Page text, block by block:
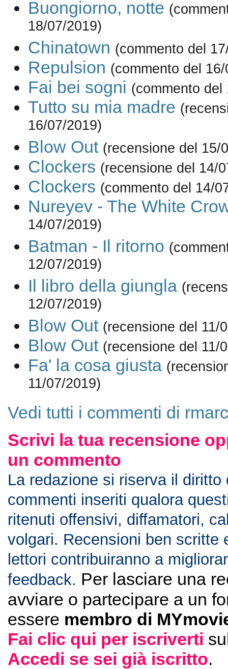
Buongiorno, notte
18/07/2019)
Chinatown (commento del
Repulsion (commento del
Fai bei sogni (commento del
Tutto su mia madre
16/07/2019)
Blow Out (recensione del 15/
Clockers (recensione del 14/
Clockers (commento del 14/
Nureyev - The White
14/07/2019)
Batman - Il ritorno
12/07/2019)
Il libro della giungla
12/07/2019)
Blow Out (recensione del 11/
Blow Out (recensione del 11/
Fa' la cosa giusta
11/07/2019)
Vedi tutti i commenti di
Scrivi la tua recensione
un commento
La redazione si riserva il diritto
commenti inseriti qualora
ritenuti offensivi, diffamatori,
volgari. Recensioni ben scritte
lettori contribuiranno a
feedback. Per lasciare una
avviare o partecipare a un
essere membro di
Fai clic qui per iscriverti
Accedi se sei già iscritto.